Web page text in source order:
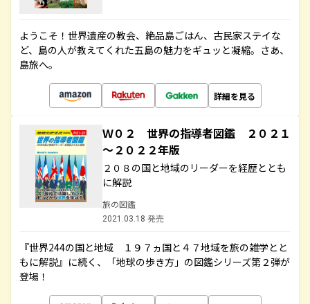
ようこそ！世界遺産の教会、絶品島ごはん、古民家ステイな
ど、島の人が教えてくれた五島の魅力をギュッと凝縮。さあ、
島旅へ。
詳細を見る
Ｗ０２ 世界の指導者図鑑 ２０２１
～２０２２年版
２０８の国と地域のリーダーを経歴ととも
に解説
旅の図鑑
2021.03.18 発売
『世界244の国と地域 １９７ヵ国と４７地域を旅の雑学とと
もに解説』に続く、「地球の歩き方」の図鑑シリーズ第２弾が
登場！